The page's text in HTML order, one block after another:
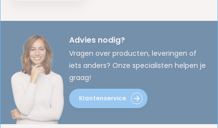
Advies nodig?
Vragen over producten, leveringen of
iets anders? Onze specialisten helpen je
graag!
Klantenservice